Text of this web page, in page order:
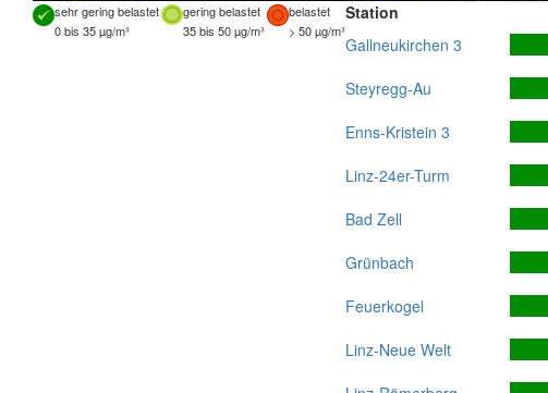
sehr gering belastet gering belastet
belastet
0 bis 35 µg/m³
35 bis 50 µg/m³ > 50 µg/m³
Station
Gallneukirchen 3
Steyregg-Au
Enns-Kristein 3
Linz-24er-Turm
Bad Zell
Grünbach
Feuerkogel
Linz-Neue Welt